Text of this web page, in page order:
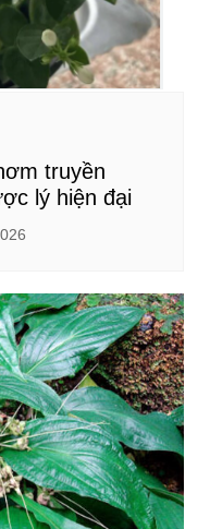
truyền
lý hiện đại